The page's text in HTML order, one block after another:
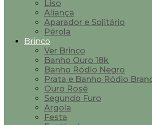
Liso
Aliança
Aparador e Solitário
Pérola
Brinco
Ver Brinco
Banho Ouro 18k
Banho Ródio Negro
Prata e Banho Ródio
Ouro Rosê
Segundo Furo
Argola
Festa